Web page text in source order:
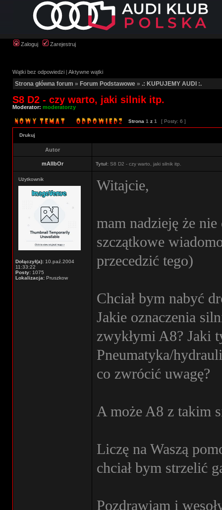
Zaloguj Zarejestruj
Wątki bez odpowiedzi | Aktywne wątki
Strona główna forum » Forum Podstawowe » .: KUPUJEMY AUDI :.
S8 D2 - czy warto, jaki silnik itp.
Moderator: moderatorzy
Strona 1 z 1 [ Posty: 6 ]
Drukuj
Autor
mAlIbOr Tytuł: S8 D2 - czy warto, jaki silnik itp.
Użytkownik
Dołączył(a): 10.paź.2004
11:33:22
Posty: 1075
Lokalizacja: Pruszkow
Witajcie,
mam nadzieję że
szczątkowe
przecedzić tego)
Chciał bym nabyć
Jakie oznaczenia
zwykłymi A8? Jaki
Pneumatyka/
co zwrócić uwagę?
A może A8 z takim
Liczę na Waszą
chciał bym strzelić
Pozdrawiam i